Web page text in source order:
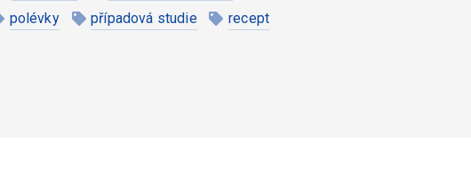
polévky případová studie
recept